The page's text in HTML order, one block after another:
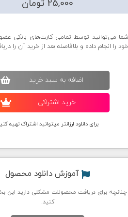
25,000 تومان
شما می‌توانید توسط تمامی کارت‌های بانکی
خود را انجام داده و بلافاصله بعد از خرید آن را
اضافه به سبد خريد
خريد اشتراکی
برای دانلود ارزانتر میتوانید اشتراک تهیه
آموزش دانلود محصول
چنانچه برای دریافت محصولات مشکلی دارید این
کنید.